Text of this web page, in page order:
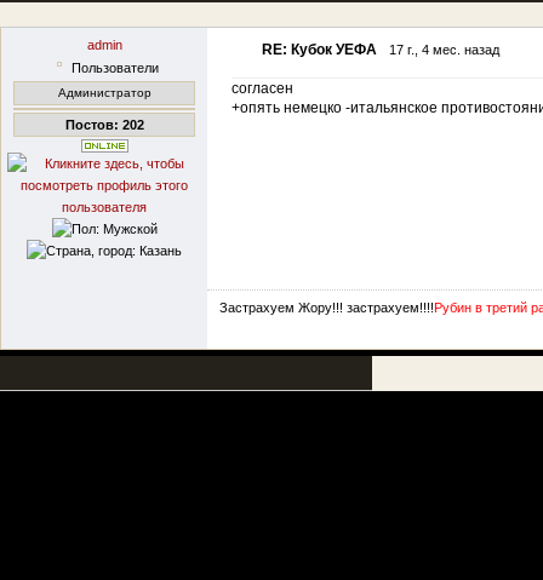
admin
Пользователи
Администратор
Постов: 202
RE: Кубок УЕФА 17 г., 4 мес. назад
согласен
+опять немецко -итальянское
Застрахуем Жору!!! застрахуем!!!!Рубин в третий